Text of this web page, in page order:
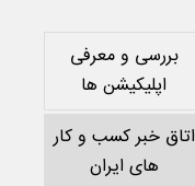
بررسی و معرفی
اپلیکیشن ها
اتاق خبر کسب و کار
های ایران